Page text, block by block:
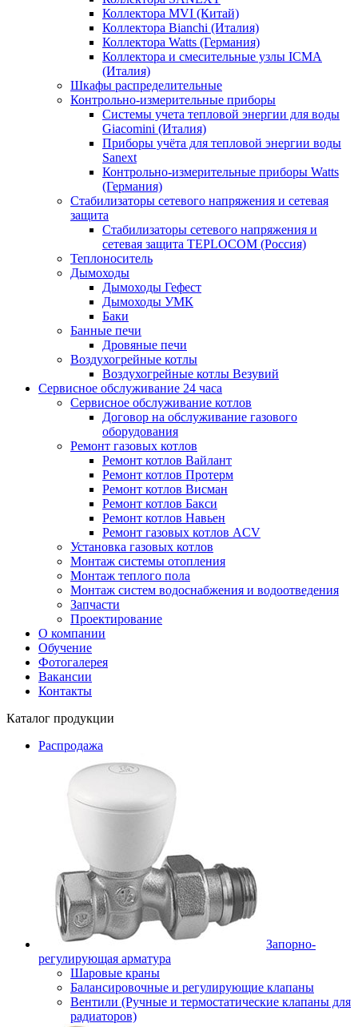
Коллектора MVI (Китай)
Коллектора Bianchi (Италия)
Коллектора Watts (Германия)
Коллектора и смесительные узлы ICMA
(Италия)
Шкафы распределительные
Контрольно-измерительные приборы
Системы учета тепловой энергии для воды
Giacomini (Италия)
Приборы учёта для тепловой энергии воды
Sanext
Контрольно-измерительные приборы Watts
(Германия)
Стабилизаторы сетевого напряжения и сетевая
защита
Стабилизаторы сетевого напряжения и
сетевая защита TEPLOCOM (Россия)
Теплоноситель
Дымоходы
Дымоходы Гефест
Дымоходы УМК
Баки
Банные печи
Дровяные печи
Воздухогрейные котлы
Воздухогрейные котлы Везувий
Сервисное обслуживание 24 часа
Сервисное обслуживание котлов
Договор на обслуживание газового
оборудования
Ремонт газовых котлов
Ремонт котлов Вайлант
Ремонт котлов Протерм
Ремонт котлов Висман
Ремонт котлов Бакси
Ремонт котлов Навьен
Ремонт газовых котлов ACV
Установка газовых котлов
Монтаж системы отопления
Монтаж теплого пола
Монтаж систем водоснабжения и водоотведения
Запчасти
Проектирование
О компании
Обучение
Фотогалерея
Вакансии
Контакты
Каталог продукции
Распродажа
Запорно-
регулирующая арматура
Шаровые краны
Балансировочные и регулирующие клапаны
Вентили (Ручные и термостатические клапаны для
радиаторов)